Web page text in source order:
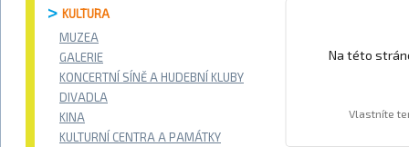
KULTURA
MUZEA
GALERIE
KONCERTNÍ SÍNĚ A HUDEBNÍ KLUBY
DIVADLA
KINA
KULTURNÍ CENTRA A PAMÁTKY
Na této
Vlastníte